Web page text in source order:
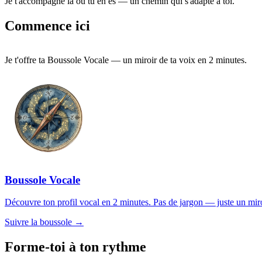
Commence ici
Je t'offre ta Boussole Vocale — un miroir de ta voix en 2 minutes.
Boussole Vocale
Découvre ton profil vocal en 2 minutes. Pas de jargon — juste un
Suivre la boussole →
Forme-toi à ton rythme